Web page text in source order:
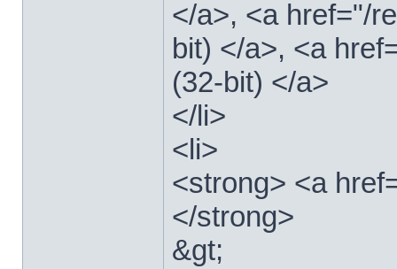
</a>, <a href="/
bit) </a>, <a
(32-bit) </a>
</li>
<li>
<strong> <a
</strong>
&gt;